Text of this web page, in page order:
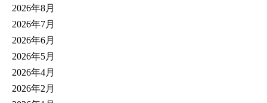
2026年8月
2026年7月
2026年6月
2026年5月
2026年4月
2026年2月